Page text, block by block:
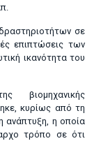
σε
επιπτώσεις των
ικανότητα του
βιομηχανικής
κυρίως από τη
ανάπτυξη, η οποία
τρόπο σε ότι